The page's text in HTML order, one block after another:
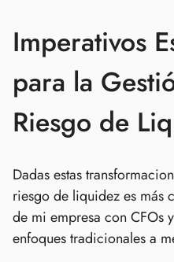
Imperativos
para la
Riesgo de
Dadas estas
riesgo de liquidez es más
de mi empresa con CFOs
enfoques tradicionales a